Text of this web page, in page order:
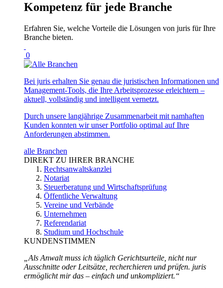
Kompetenz für jede Branche
Erfahren Sie, welche Vorteile die Lösungen von juris für Ihre
Branche bieten.
0
Bei juris erhalten Sie genau die juristischen Informationen und
Management-Tools, die Ihre Arbeitsprozesse erleichtern –
aktuell, vollständig und intelligent vernetzt.
Durch unsere langjährige Zusammenarbeit mit namhaften
Kunden konnten wir unser Portfolio optimal auf Ihre
Anforderungen abstimmen.
alle Branchen
DIREKT ZU IHRER BRANCHE
Rechtsanwaltskanzlei
Notariat
Steuerberatung und Wirtschaftsprüfung
Öffentliche Verwaltung
Vereine und Verbände
Unternehmen
Referendariat
Studium und Hochschule
KUNDENSTIMMEN
„Als Anwalt muss ich täglich Gerichtsurteile, nicht nur
Ausschnitte oder Leitsätze, recherchieren und prüfen. juris
ermöglicht mir das – einfach und unkompliziert.“